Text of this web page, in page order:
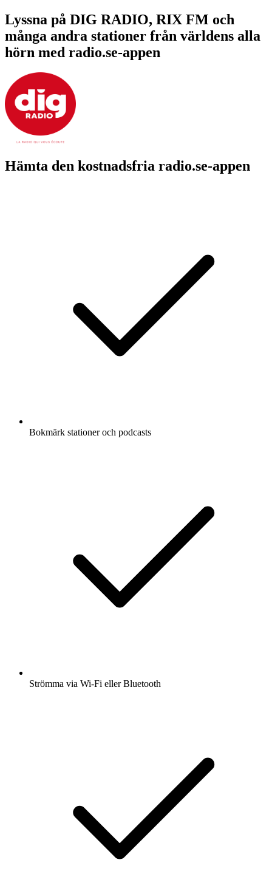
Lyssna på DIG RADIO, RIX FM och
många andra stationer från världens alla
hörn med radio.se-appen
Hämta den kostnadsfria radio.se-appen
Bokmärk stationer och podcasts
Strömma via Wi-Fi eller Bluetooth